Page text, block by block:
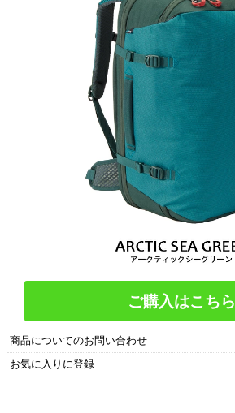
ご購入はこちら
商品についてのお問い合わせ
お気に入りに登録